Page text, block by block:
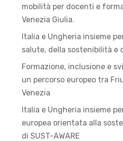
mobilità per docenti e
Venezia Giulia.
Italia e Ungheria insieme
salute, della sostenibilità e
Formazione, inclusione e
un percorso europeo tra
Venezia
Italia e Ungheria insieme
europea orientata alla
di SUST-AWARE